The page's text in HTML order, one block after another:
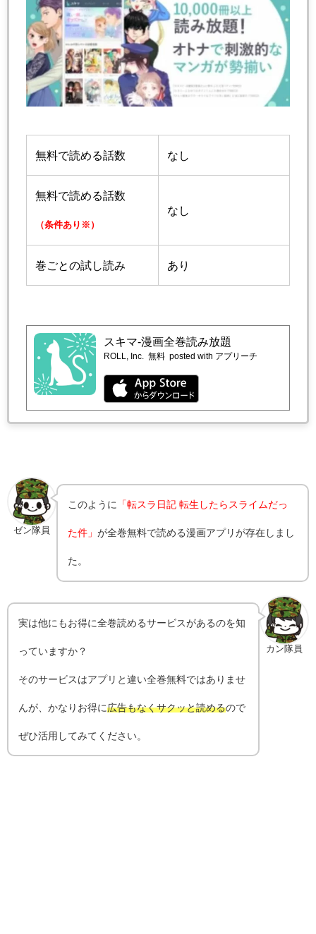
無料で読める話数 なし
無料で読める話数
（条件あり※）
なし
巻ごとの試し読み あり
スキマ-漫画全巻読み放題
ROLL, Inc. 無料 posted with アプリーチ
ゼン隊員
このように 「転スラ日記 転生したらスライムだっ
た件」が全巻無料で読める漫画アプリが存在しまし
た。
カン隊員
実は他にもお得に全巻読めるサービスがあるのを知
っていますか？
そのサービスはアプリと違い全巻無料ではありませ
んが、かなりお得に広告もなくサクッと読めるので
ぜひ活用してみてください。